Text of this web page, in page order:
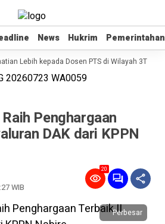
News Hukrim Pemerintahan
News Hukrim Pemerintahan
Lebih kepada Dosen PTS di Wilayah 3T
Penghargaan
DAK dari KPPN
WIB
20
Perbesar